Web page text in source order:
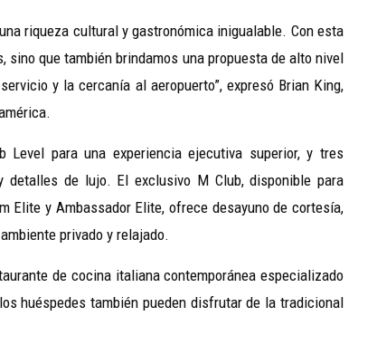
riqueza cultural y gastronómica inigualable. Con esta
que también brindamos una propuesta de alto nivel
y la cercanía al aeropuerto”, expresó Brian King,
para una experiencia ejecutiva superior, y tres
de lujo. El exclusivo M Club, disponible para
Elite y Ambassador Elite, ofrece desayuno de cortesía,
privado y relajado.
de cocina italiana contemporánea especializado
huéspedes también pueden disfrutar de la tradicional